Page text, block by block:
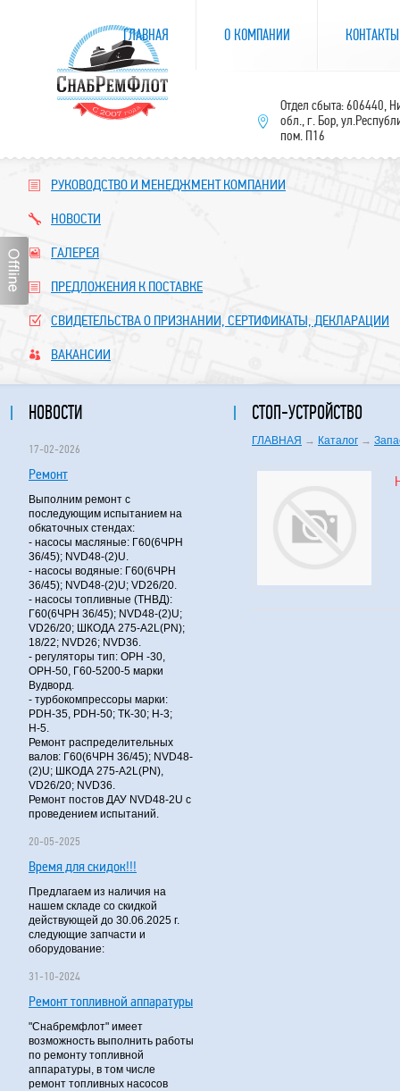
РУКОВОДСТВО И МЕНЕДЖМЕНТ КОМПАНИИ
НОВОСТИ
ГАЛЕРЕЯ
ПРЕДЛОЖЕНИЯ К ПОСТАВКЕ
СВИДЕТЕЛЬСТВА О ПРИЗНАНИИ, СЕРТИФИКАТЫ, ДЕКЛАРАЦИИ
ВАКАНСИИ
НОВОСТИ
17-02-2026
Ремонт
Выполним ремонт с
последующим испытанием на
обкаточных стендах:
- насосы масляные: Г60(6ЧРН
36/45); NVD48-(2)U.
- насосы водяные: Г60(6ЧРН
36/45); NVD48-(2)U; VD26/20.
- насосы топливные (ТНВД):
Г60(6ЧРН 36/45); NVD48-(2)U;
VD26/20; ШКОДА 275-A2L(PN);
18/22; NVD26; NVD36.
- регуляторы тип: ОРН -30,
ОРН-50, Г60-5200-5 марки
Вудворд.
- турбокомпрессоры марки:
PDH-35, PDH-50; ТК-30; Н-3;
Н-5.
Ремонт распределительных
валов: Г60(6ЧРН 36/45); NVD48-
(2)U; ШКОДА 275-A2L(PN),
VD26/20; NVD36.
Ремонт постов ДАУ NVD48-2U с
проведением испытаний.
20-05-2025
Время для скидок!!!
Предлагаем из наличия на
нашем складе со скидкой
действующей до 30.06.2025 г.
следующие запчасти и
оборудование:
31-10-2024
Ремонт топливной аппаратуры
"Снабремфлот" имеет
возможность выполнить работы
по ремонту топливной
аппаратуры, в том числе
ремонт топливных насосов
СТОП-УСТРОЙСТВО
ГЛАВНАЯ → Каталог →
ГЛАВНАЯ О КОМПАНИИ КОНТАКТЫ
Отдел сбыта: 606440,
обл., г. Бор,
пом. П16